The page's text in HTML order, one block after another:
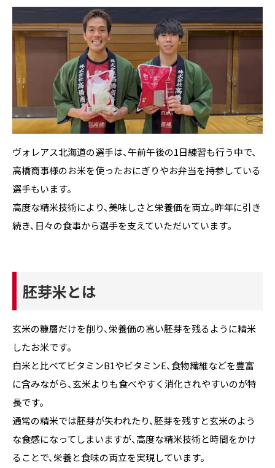
ヴォレアス北海道の選手は、午前午後の1日練習も行う中で、
高橋商事様のお米を使ったおにぎりやお弁当を持参している
選手もいます。
高度な精米技術により、美味しさと栄養価を両立。昨年に引き
続き、日々の食事から選手を支えていただいています。
胚芽米とは
玄米の糠層だけを削り、栄養価の高い胚芽を残るように精米
したお米です。
白米と比べてビタミンB1やビタミンE、食物繊維などを豊富
に含みながら、玄米よりも食べやすく消化されやすいのが特
長です。
通常の精米では胚芽が失われたり、胚芽を残すと玄米のよう
な食感になってしまいますが、高度な精米技術と時間をかけ
ることで、栄養と食味の両立を実現しています。